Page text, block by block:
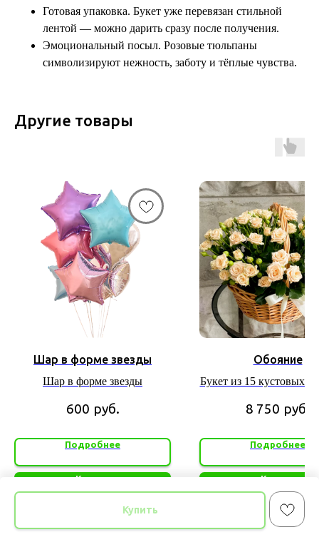
Купить
Готовая упаковка. Букет уже перевязан стильной
лентой — можно дарить сразу после получения.
Эмоциональный посыл. Розовые тюльпаны
символизируют нежность, заботу и тёплые чувства.
Другие товары
Шар в форме звезды
Шар в форме звезды
600 руб.
Подробнее
Купить
Обояние
Букет из 15 кустовых
8 750 руб.
Подробнее
Купить